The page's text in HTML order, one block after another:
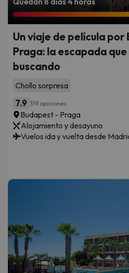
Un viaje de película por
Praga: la escapada
buscando
Chollo sorpresa
7.9 319 opiniones
Budapest - Praga
Alojamiento y desayuno
Vuelos ida y vuelta desde